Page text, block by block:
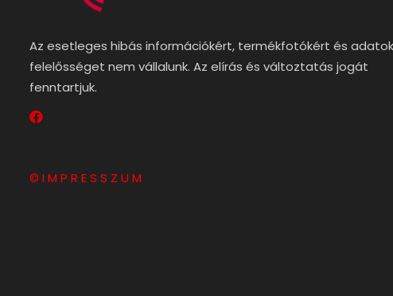
Az esetleges hibás információkért, termékfotókért és
felelősséget nem vállalunk. Az elírás és változtatás jogát
fenntartjuk.
© I M P R E S S Z U M